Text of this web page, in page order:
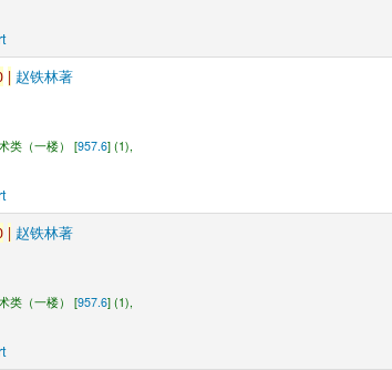
| 赵铁林著
类（一楼） [957.6] (1),
| 赵铁林著
类（一楼） [957.6] (1),